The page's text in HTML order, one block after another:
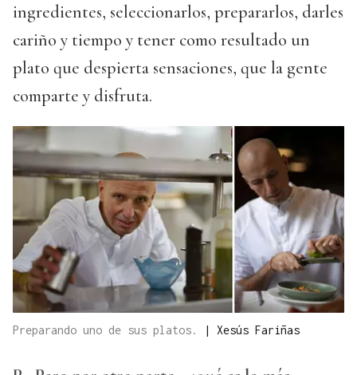
ingredientes, seleccionarlos, prepararlos, darles
cariño y tiempo y tener como resultado un
plato que despierta sensaciones, que la gente
comparte y disfruta.
Preparando uno de sus platos. | Xesús Fariñas